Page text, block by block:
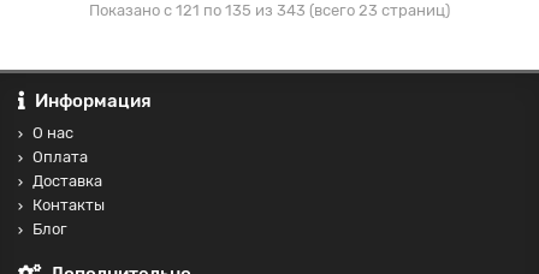
Показано с 121 по 135 из 343 (всего 23 страниц)
Информация
О нас
Оплата
Доставка
Контакты
Блог